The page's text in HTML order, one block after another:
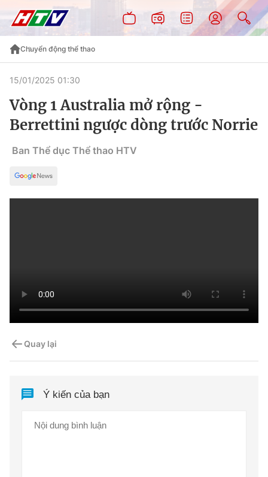
Chuyển động thể thao
15/01/2025 01:30
Vòng 1 Australia mở rộng -
Berrettini ngược dòng trước Norrie
Ban Thể dục Thể thao HTV
Quay lại
Ý kiến của bạn